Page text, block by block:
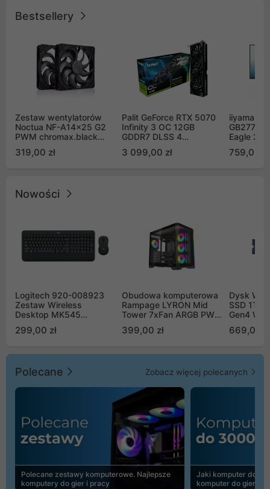
Bestsellery
Zestaw wentylatorów
Noctua NF-A14x25 G2
PWM chromax.black
Push Pull (2szt)
319,00 zł
Palit GeForce RTX 5070
Infinity 3 OC 12GB
GDDR7 DLSS 4
GB2050S)
3 099,00 zł
iiyama G-
Eagle 27"
759,00 zł
Nowości
Logitech 920-008923
Zestaw Wireless
Desktop MK545
299,00 zł
Obudowa komputerowa
Rampage LYRON Mid
Tower 7xFan ARGB PWM
399,00 zł
Dysk WD
SSD 1TB
Gen4
669,00
Polecane Zobacz więcej polecanych
Polecane zestawy komputerowe. Najlepsze
komputery do gier i pracy
Jaki komputer do
komputer do gier |